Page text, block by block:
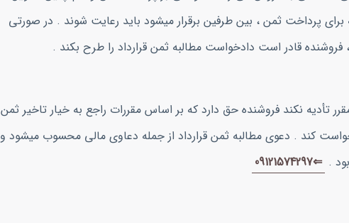
پرداخت ثمن ، بین طرفین برقرار میشود باید رعایت شوند . در صورتی
قادر است دادخواست مطالبه ثمن قرارداد را طرح بکند .
زمان مقرر تأدیه نکند فروشنده حق دارد که بر اساس مقررات راجع به خیار تاخیر ثمن
کند . دعوی مطالبه ثمن قرارداد از جمله دعاوی مالی محسوب میشود و
.
⇐09121574297